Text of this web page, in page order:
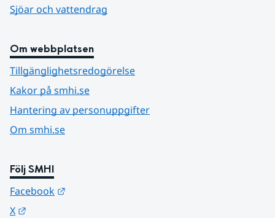
Sjöar och vattendrag
Om webbplatsen
Tillgänglighetsredogörelse
Kakor på smhi.se
Hantering av personuppgifter
Om smhi.se
Följ SMHI
Facebook
X